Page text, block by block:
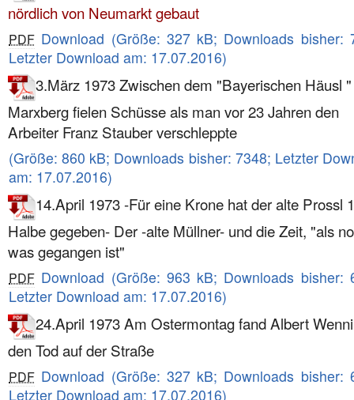
nördlich von Neumarkt gebaut
PDF Download (Größe: 327 kB; Downloads bisher:
Letzter Download am: 17.07.2016)
3.März 1973 Zwischen dem "Bayerischen Häusl
Marxberg fielen Schüsse als man vor 23 Jahren den
Arbeiter Franz Stauber verschleppte
(Größe: 860 kB; Downloads bisher: 7348; Letzter
am: 17.07.2016)
14.April 1973 -Für eine Krone hat der alte Prossl
Halbe gegeben- Der -alte Müllner- und die Zeit, "als
was gegangen ist"
PDF Download (Größe: 963 kB; Downloads bisher:
Letzter Download am: 17.07.2016)
24.April 1973 Am Ostermontag fand Albert
den Tod auf der Straße
PDF Download (Größe: 327 kB; Downloads bisher:
Letzter Download am: 17.07.2016)